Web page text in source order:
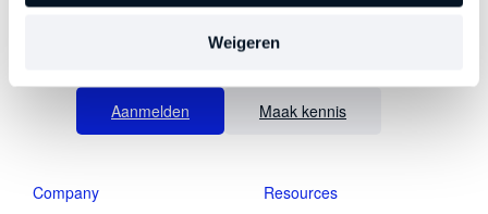
Weigeren
eerlijkheid, heldere commitments en compromisloze
Aanmelden Maak kennis
Company
Resources